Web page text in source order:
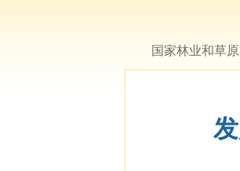
国家林业和草